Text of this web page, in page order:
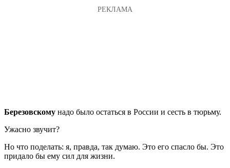
Березовскому надо было остаться в России и сесть в тюрьму.
Ужасно звучит?
Но что поделать: я, правда, так думаю. Это его спасло бы. Это
придало бы ему сил для жизни.